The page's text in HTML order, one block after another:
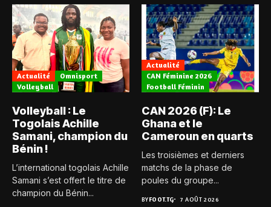
Actualité
Omnisport
Volleyball
Volleyball : Le
Togolais Achille
Samani, champion du
Bénin !
L’international togolais Achille
Samani s’est offert le titre de
champion du Bénin...
Actualité
CAN Féminine 2026
Football Féminin
CAN 2026 (F): Le
Ghana et le
Cameroun en quarts
Les troisièmes et derniers
matchs de la phase de
poules du groupe...
BYFOOT.TG 7 AOÛT 2026